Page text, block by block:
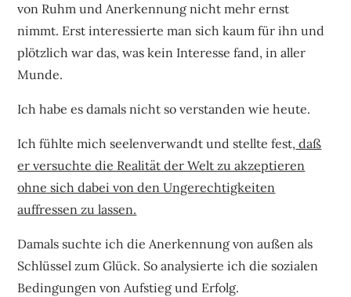
von Ruhm und Anerkennung nicht mehr ernst
nimmt. Erst interessierte man sich kaum für ihn und
plötzlich war das, was kein Interesse fand, in aller
Munde.
Ich habe es damals nicht so verstanden wie heute.
Ich fühlte mich seelenverwandt und stellte fest, daß
er versuchte die Realität der Welt zu akzeptieren
ohne sich dabei von den Ungerechtigkeiten
auffressen zu lassen.
Damals suchte ich die Anerkennung von außen als
Schlüssel zum Glück. So analysierte ich die sozialen
Bedingungen von Aufstieg und Erfolg.